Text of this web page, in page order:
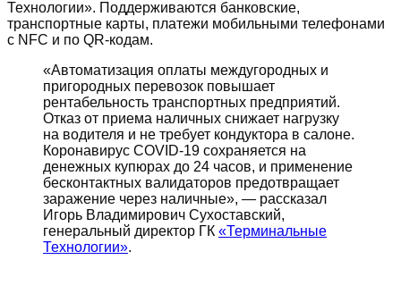
Технологии». Поддерживаются банковские,
транспортные карты, платежи мобильными телефонами
с NFC и по QR-кодам.
«Автоматизация оплаты междугородных и
пригородных перевозок повышает
рентабельность транспортных предприятий.
Отказ от приема наличных снижает нагрузку
на водителя и не требует кондуктора в салоне.
Коронавирус COVID-19 сохраняется на
денежных купюрах до 24 часов, и применение
бесконтактных валидаторов предотвращает
заражение через наличные», — рассказал
Игорь Владимирович Сухоставский,
генеральный директор ГК «Терминальные
Технологии».